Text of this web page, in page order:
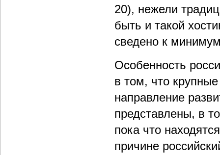
20), нежели
быть и такой
сведено к
Особенность
в том, что
направление
представлены, в
пока что
причине